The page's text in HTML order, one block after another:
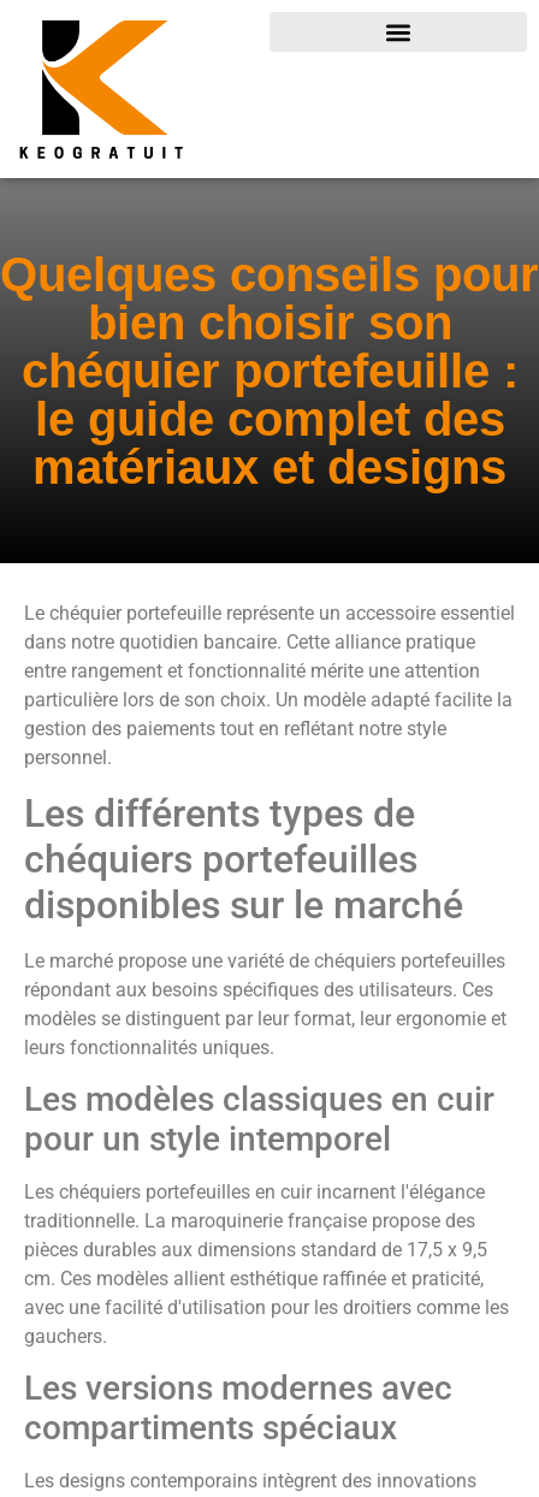
Quelques conseils pour
bien choisir son
chéquier portefeuille :
le guide complet des
matériaux et designs
Le chéquier portefeuille représente un accessoire essentiel
dans notre quotidien bancaire. Cette alliance pratique
entre rangement et fonctionnalité mérite une attention
particulière lors de son choix. Un modèle adapté facilite la
gestion des paiements tout en reflétant notre style
personnel.
Les différents types de
chéquiers portefeuilles
disponibles sur le marché
Le marché propose une variété de chéquiers portefeuilles
répondant aux besoins spécifiques des utilisateurs. Ces
modèles se distinguent par leur format, leur ergonomie et
leurs fonctionnalités uniques.
Les modèles classiques en cuir
pour un style intemporel
Les chéquiers portefeuilles en cuir incarnent l'élégance
traditionnelle. La maroquinerie française propose des
pièces durables aux dimensions standard de 17,5 x 9,5
cm. Ces modèles allient esthétique raffinée et praticité,
avec une facilité d'utilisation pour les droitiers comme les
gauchers.
Les versions modernes avec
compartiments spéciaux
Les designs contemporains intègrent des innovations